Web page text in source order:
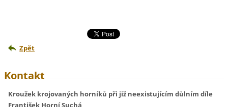
Zpět
Kontakt
Kroužek krojovaných horníků při již neexistujícím důlním díle
František Horní Suchá